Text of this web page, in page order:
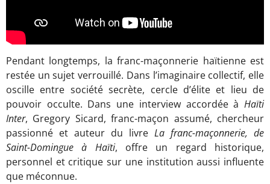
Pendant longtemps, la franc-maçonnerie haïtienne est
restée un sujet verrouillé. Dans l’imaginaire collectif, elle
oscille entre société secrète, cercle d’élite et lieu de
pouvoir occulte. Dans une interview accordée à Haïti
Inter, Gregory Sicard, franc-maçon assumé, chercheur
passionné et auteur du livre La franc-maçonnerie, de
Saint-Domingue à Haïti, offre un regard historique,
personnel et critique sur une institution aussi influente
que méconnue.